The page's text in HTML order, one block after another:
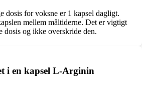
dosis for voksne er 1 kapsel dagligt.
mellem måltiderne. Det er vigtigt
dosis og ikke overskride den.
i en kapsel L-Arginin